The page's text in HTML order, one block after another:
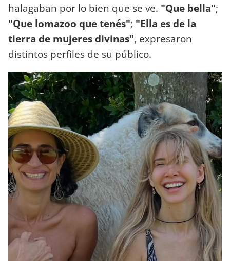
halagaban por lo bien que se ve. "Que bella";
"Que lomazoo que tenés"; "Ella es de la
tierra de mujeres divinas", expresaron
distintos perfiles de su público.